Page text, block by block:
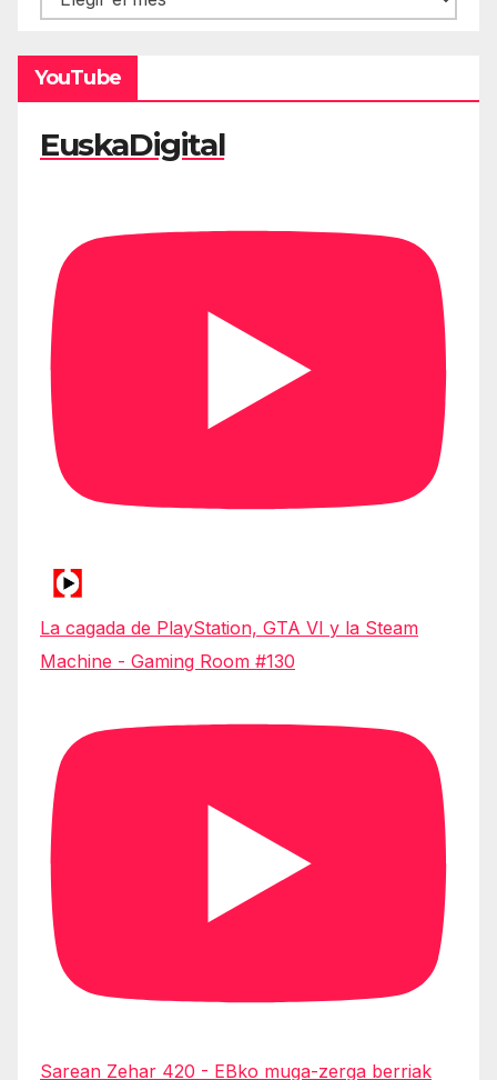
YouTube
EuskaDigital
La cagada de PlayStation, GTA VI y la Steam
Machine - Gaming Room #130
Sarean Zehar 420 - EBko muga-zerga berriak